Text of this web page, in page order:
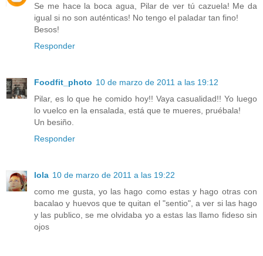
Se me hace la boca agua, Pilar de ver tú cazuela! Me da
igual si no son auténticas! No tengo el paladar tan fino!
Besos!
Responder
Foodfit_photo 10 de marzo de 2011 a las 19:12
Pilar, es lo que he comido hoy!! Vaya casualidad!! Yo luego
lo vuelco en la ensalada, está que te mueres, pruébala!
Un besiño.
Responder
lola 10 de marzo de 2011 a las 19:22
como me gusta, yo las hago como estas y hago otras con
bacalao y huevos que te quitan el "sentio", a ver si las hago
y las publico, se me olvidaba yo a estas las llamo fideso sin
ojos